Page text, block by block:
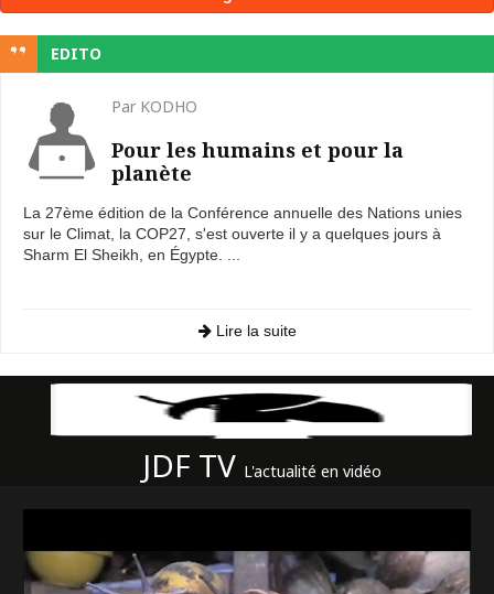
EDITO
Par KODHO
Pour les humains et pour la
planète
La 27ème édition de la Conférence annuelle des Nations unies
sur le Climat, la COP27, s'est ouverte il y a quelques jours à
Sharm El Sheikh, en Égypte. ...
Lire la suite
JDF TV L'actualité en vidéo